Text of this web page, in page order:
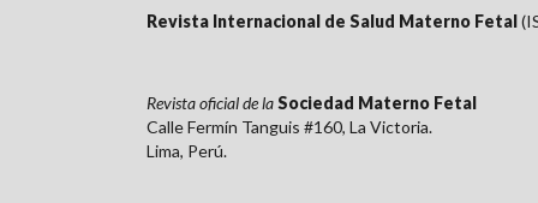
Revista Internacional de Salud Materno Fetal
Revista oficial de laSociedad Materno Fetal
Calle Fermín Tanguis #160, La Victoria.
Lima, Perú.